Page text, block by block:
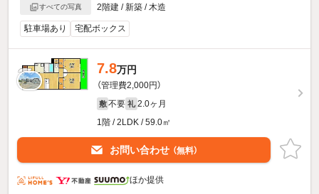
すべての写真
2階建 / 新築 / 木造
駐車場あり 宅配ボックス
7.8万円
（管理費2,000円）
敷 不要 礼 2.0ヶ月
1階 / 2LDK / 59.0㎡
お問い合わせ （無料）
ほか提供